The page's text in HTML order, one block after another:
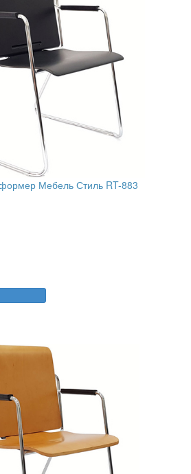
Мебель Стиль RT-883